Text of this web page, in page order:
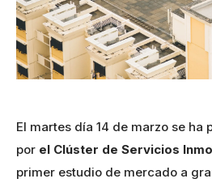
El martes día 14 de marzo se ha
por el Clúster de Servicios
primer estudio de mercado a